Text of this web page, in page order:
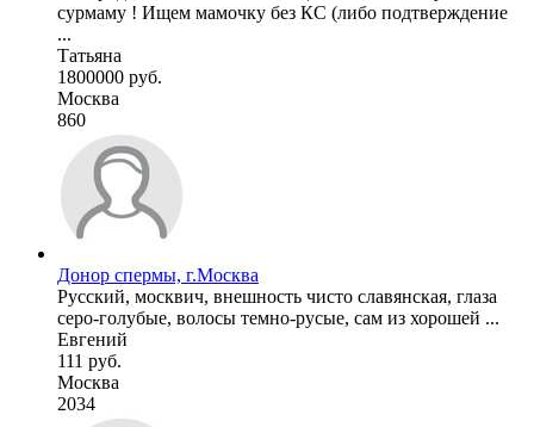
сурмаму ! Ищем мамочку без КС (либо подтверждение
...
Татьяна
1800000 руб.
Москва
860
Донор спермы, г.Москва
Русский, москвич, внешность чисто славянская, глаза
серо-голубые, волосы темно-русые, сам из хорошей ...
Евгений
111 руб.
Москва
2034